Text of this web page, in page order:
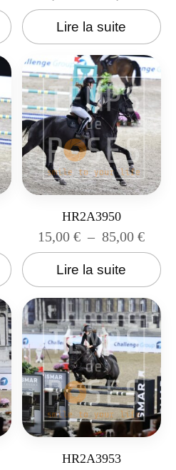
Lire la suite
HR2A3950
15,00€ – 85,00€
Lire la suite
HR2A3953